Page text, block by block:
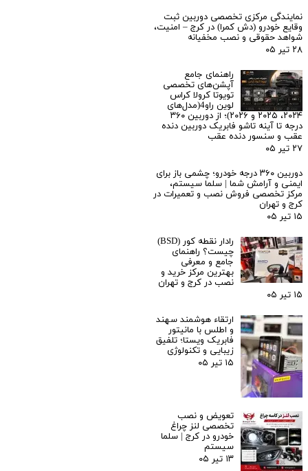
نمایندگی مرکزی تخصصی دوربین ثبت
وقایع خودرو (دش کمرا) در کرج – امنیت،
شواهد حقوقی و نصب مخفیانه
۲۸ تیر ۰۵
راهنمای جامع
آپشن‌های تخصصی
تویوتا کرولا کراس
لوین راو4(مدل‌های
۲۰۲۴، ۲۰۲۵ و ۲۰۲۶)؛ از دوربین ۳۶۰
درجه تا آینه تاشو فابریک دوربین دنده
عقب و سنسور دنده عقب
۲۷ تیر ۰۵
دوربین ۳۶۰ درجه خودرو؛ چشمی باز برای
ایمنی و آرامش شما | سلما سیستم،
مرکز تخصصی فروش نصب و تعمیرات در
کرج و تهران
۱۵ تیر ۰۵
رادار نقطه کور (BSD)
چیست؟ راهنمای
جامع و معرفی
بهترین مرکز خرید و
نصب در کرج و تهران
۱۵ تیر ۰۵
ارتقاء هوشمند سهند
و اطلس با مانیتور
فابریک ویستا؛ تلفیق
زیبایی و تکنولوژی
۱۵ تیر ۰۵
تعویض و نصب
تخصصی لنز چراغ
خودرو در کرج | سلما
سیستم
۱۳ تیر ۰۵